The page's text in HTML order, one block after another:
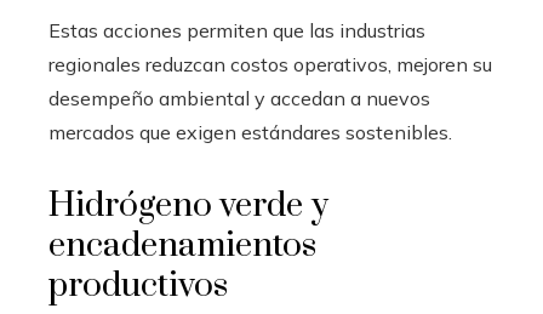
Estas acciones permiten que las industrias
regionales reduzcan costos operativos, mejoren su
desempeño ambiental y accedan a nuevos
mercados que exigen estándares sostenibles.
Hidrógeno verde y
encadenamientos
productivos